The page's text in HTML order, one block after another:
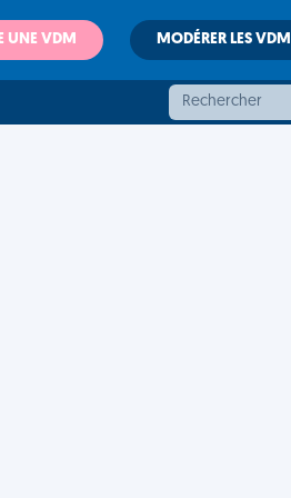
UNE VDM MODÉRER LES VDM